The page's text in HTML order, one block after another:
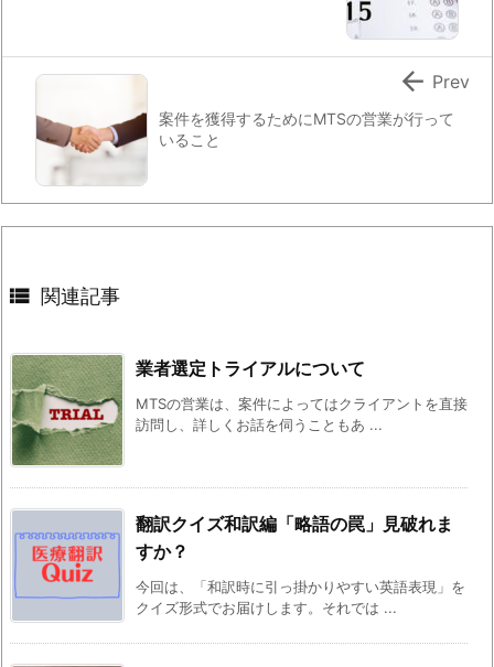
案件を獲得するためにMTSの営業が行って
いること
 Prev
 関連記事
業者選定トライアルについて
MTSの営業は、案件によってはクライアントを直接
訪問し、詳しくお話を伺うこともあ ...
翻訳クイズ和訳編「略語の罠」見破れま
すか？
今回は、「和訳時に引っ掛かりやすい英語表現」を
クイズ形式でお届けします。それでは ...